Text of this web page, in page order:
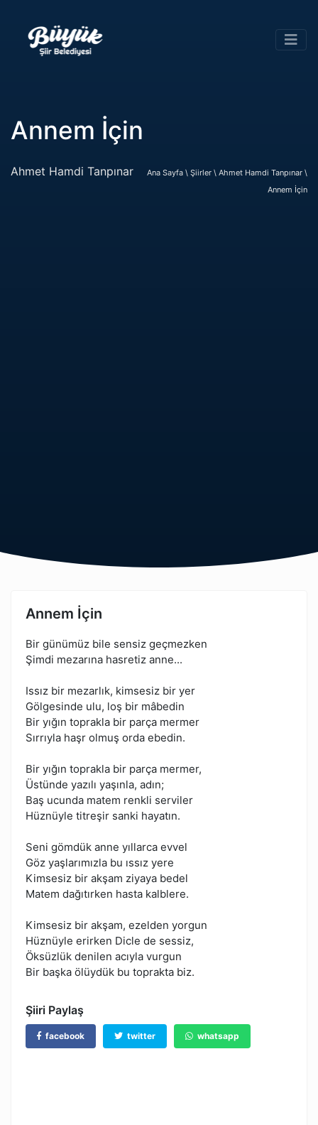
Annem İçin
Ahmet Hamdi Tanpınar Ana Sayfa \ Şiirler \ Ahmet Hamdi Tanpınar \
Annem İçin
Annem İçin
Bir günümüz bile sensiz geçmezken
Şimdi mezarına hasretiz anne...
Issız bir mezarlık, kimsesiz bir yer
Gölgesinde ulu, loş bir mâbedin
Bir yığın toprakla bir parça mermer
Sırrıyla haşr olmuş orda ebedin.
Bir yığın toprakla bir parça mermer,
Üstünde yazılı yaşınla, adın;
Baş ucunda matem renkli serviler
Hüznüyle titreşir sanki hayatın.
Seni gömdük anne yıllarca evvel
Göz yaşlarımızla bu ıssız yere
Kimsesiz bir akşam ziyaya bedel
Matem dağıtırken hasta kalblere.
Kimsesiz bir akşam, ezelden yorgun
Hüznüyle erirken Dicle de sessiz,
Öksüzlük denilen acıyla vurgun
Bir başka ölüydük bu toprakta biz.
Şiiri Paylaş
facebook twitter whatsapp